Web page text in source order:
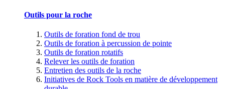
Outils pour la roche
Outils de foration fond de trou
Outils de foration à percussion de pointe
Outils de foration rotatifs
Relever les outils de foration
Entretien des outils de la roche
Initiatives de Rock Tools en matière de développement